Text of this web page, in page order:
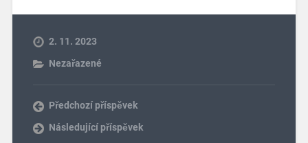
2. 11. 2023
Nezařazené
Předchozí příspěvek
Následující příspěvek